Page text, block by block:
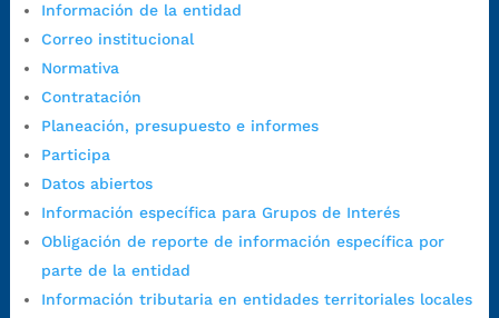
Información de la entidad
Correo institucional
Normativa
Contratación
Planeación, presupuesto e informes
Participa
Datos abiertos
Información específica para Grupos de Interés
Obligación de reporte de información específica por
parte de la entidad
Información tributaria en entidades territoriales locales
Horario de Atención CAME (Central):
Lunes a jueves: 7:00 a.m. a 12:00 m y de 1:00 p.m. a 5:30 p.m.
Viernes: 7:00 a.m. a 5:00 p.m. en Jornada Continua con
30 minutos de descanso al medio día.
Horario de Atención CAME (Norte):
Dirección:Carrera 12 #16N-84 del barrio Kennedy.
Horario habitual de lunes a viernes en
a.m. a 3:00 p.m.
Teléfono Conmutador:+57 (607) 633 70 00
Líneagratuita:+57 (607) 652 55 55
Correo Institucional: contactenos@bucaramanga.gov.co